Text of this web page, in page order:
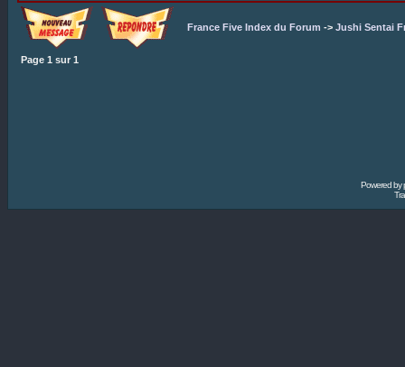
France Five Index du Forum -> Jushi Sentai
Page 1 sur 1
Powered by